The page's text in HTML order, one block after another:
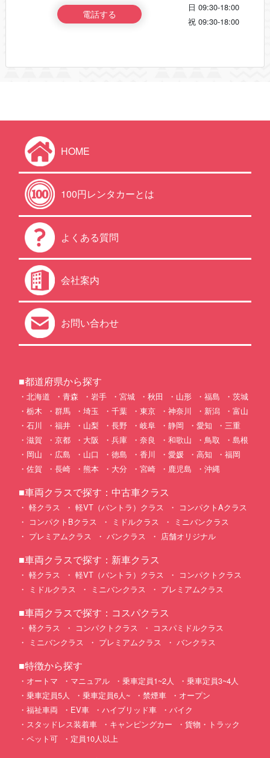
電話する
日 09:30-18:00
祝 09:30-18:00
HOME
100円レンタカーとは
よくある質問
会社案内
お問い合わせ
■都道府県から探す
北海道 青森 岩手 宮城 秋田 山形 福島
茨城
栃木
群馬 埼玉 千葉 東京 神奈川 新潟
富山
石川
福井 山梨 長野 岐阜 静岡 愛知
三重
滋賀
京都 大阪 兵庫 奈良 和歌山 鳥取
島根
岡山
広島 山口 徳島 香川 愛媛 高知
福岡
佐賀
長崎 熊本 大分 宮崎 鹿児島 沖縄
■車両クラスで探す：中古車クラス
軽クラス 軽VT（バントラ）クラス
コンパクトAクラス
コンパクトBクラス
ミドルクラス
ミニバンクラス
プレミアムクラス
バンクラス 店舗オリジナル
■車両クラスで探す：新車クラス
軽クラス 軽VT（バントラ）クラス
コンパクトクラス
ミドルクラス
ミニバンクラス プレミアムクラス
■車両クラスで探す：コスパクラス
軽クラス コンパクトクラス
コスパミドルクラス
ミニバンクラス
プレミアムクラス バンクラス
■特徴から探す
オートマ マニュアル 乗車定員1~2人
乗車定員3~4人
乗車定員5人
乗車定員6人~ 禁煙車
オープン
福祉車両
EV車 ハイブリッド車
バイク
スタッドレス装着車
キャンピングカー
貨物・トラック
ペット可
定員10人以上